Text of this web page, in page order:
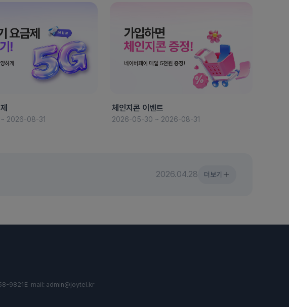
2026-08-31
체인지콘 이벤트
2026-05-30 ~ 2026-08-31
2026.04.28 더보기
9821 E-mail: admin@joytel.kr